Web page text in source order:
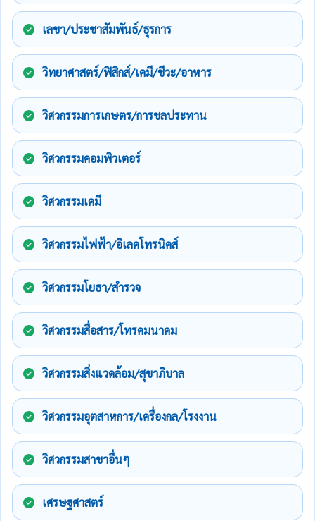
เลขา/ประชาสัมพันธ์/ธุรการ
วิทยาศาสตร์/ฟิสิกส์/เคมี/ชีวะ/อาหาร
วิศวกรรมการเกษตร/การชลประทาน
วิศวกรรมคอมพิวเตอร์
วิศวกรรมเคมี
วิศวกรรมไฟฟ้า/อิเลคโทรนิคส์
วิศวกรรมโยธา/สำรวจ
วิศวกรรมสื่อสาร/โทรคมนาคม
วิศวกรรมสิ่งแวดล้อม/สุขาภิบาล
วิศวกรรมอุตสาหการ/เครื่องกล/โรงงาน
วิศวกรรมสาขาอื่นๆ
เศรษฐศาสตร์